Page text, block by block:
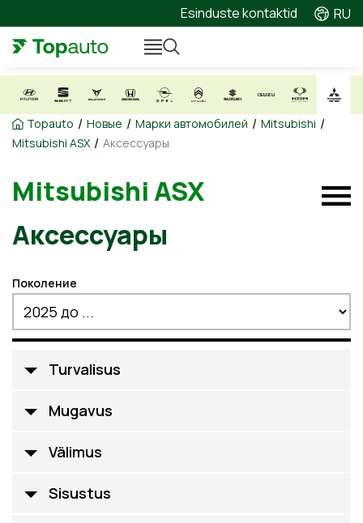
Esinduste kontaktid RU
Topauto / Новые / Марки автомобилей / Mitsubishi /
Mitsubishi ASX / Аксессуары
Mitsubishi ASX
Аксессуары
Поколение
Turvalisus
Mugavus
Välimus
Sisustus